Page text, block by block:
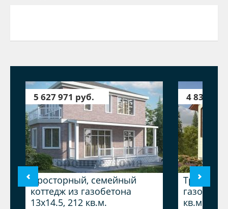
5 627 971 руб.
Просторный, семейный
коттедж из газобетона
13x14.5, 212 кв.м.
4 833
кв.м.